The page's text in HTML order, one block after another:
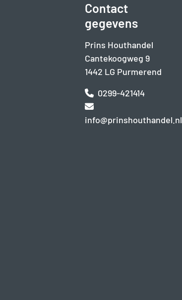
Contact
gegevens
Prins Houthandel
Cantekoogweg 9
1442 LG Purmerend
0299-421414
info@prinshouthandel.nl